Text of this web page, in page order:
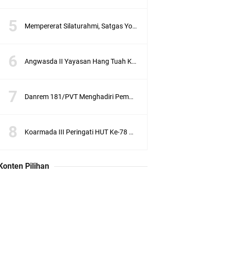
Mempererat Silaturahmi, Satgas Yonif Mekanis 203/AK Laksanakan Anjangsana Bersama Babinsa
Angwasda II Yayasan Hang Tuah Kunjungi Satdik Cabang Surabaya
Danrem 181/PVT Menghadiri Pembukaan MUKERDA I Majelis Daerah GPdI Provinsi PBD
Koarmada III Peringati HUT Ke-78 Polisi Militer Angkatan Laut
Konten Pilihan